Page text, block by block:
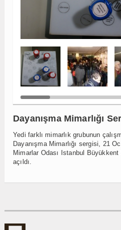
Dayanışma Mimarlığı
Yedi farklı mimarlık grubunun
Dayanışma Mimarlığı sergisi, 21
Mimarlar Odası Istanbul Büyükkent
açıldı.